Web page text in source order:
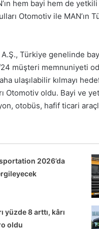
hem bayi hem de
Otomotiv ile MAN’ın
Türkiye genelinde
müşteri memnuniyeti
ulaşılabilir kılmayı
Otomotiv oldu. Bayi ve
otobüs, hafif ticari
2026’da
yüzde 8 arttı, kârı
oldu